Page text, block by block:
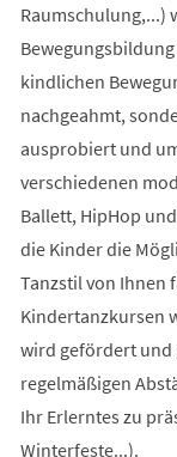
Raumschulung,...)
kindlichen
nachgeahmt,
ausprobiert und
verschiedenen
Ballett, HipHop
die Kinder die
Tanzstil von Ihnen
Kindertanzkursen
wird gefördert
regelmäßigen
Ihr Erlerntes zu
Winterfeste...).